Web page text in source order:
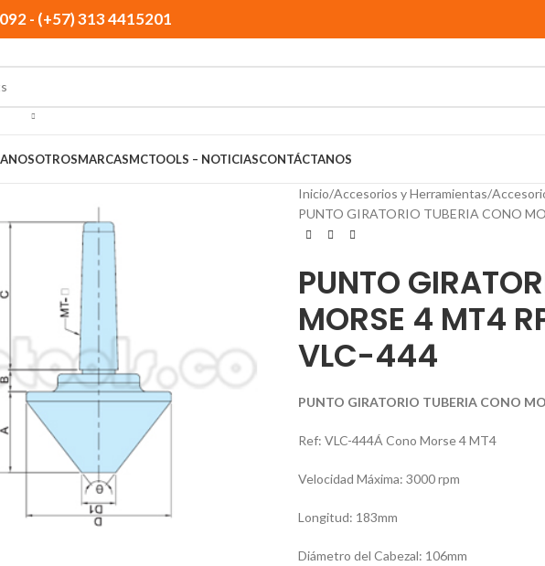
- (+57) 313 4415201
NOSOTROSMARCASMCTOOLS – NOTICIASCONTÁCTANOS
Inicio Accesorios y Herramientas
PUNTO GIRATORIO TUBERIA CONO
PUNTO
MORSE 4 MT4
VLC-444
PUNTO GIRATORIO TUBERIA CONO
Ref: VLC-444Á Cono Morse 4 MT4
Velocidad Máxima: 3000 rpm
Longitud: 183mm
Diámetro del Cabezal: 106mm